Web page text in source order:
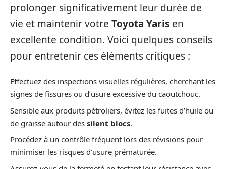
prolonger significativement leur durée de
vie et maintenir votre Toyota Yaris en
excellente condition. Voici quelques conseils
pour entretenir ces éléments critiques :
Effectuez des inspections visuelles régulières, cherchant les
signes de fissures ou d’usure excessive du caoutchouc.
Sensible aux produits pétroliers, évitez les fuites d’huile ou
de graisse autour des silent blocs.
Procédez à un contrôle fréquent lors des révisions pour
minimiser les risques d’usure prématurée.